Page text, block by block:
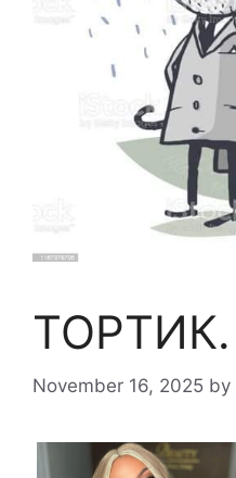
ТОРТИК.
November 16, 2025 by